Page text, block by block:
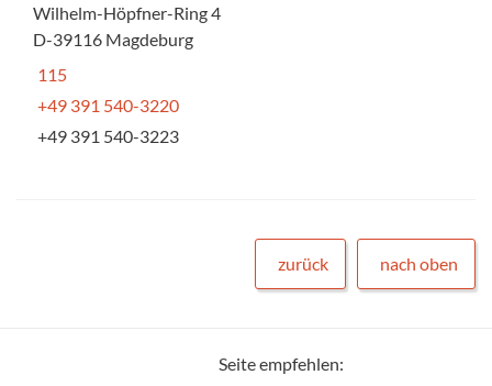
Wilhelm-Höpfner-Ring 4
D-39116 Magdeburg
115
+49 391 540-3220
+49 391 540-3223
zurück nach oben
Seite empfehlen: